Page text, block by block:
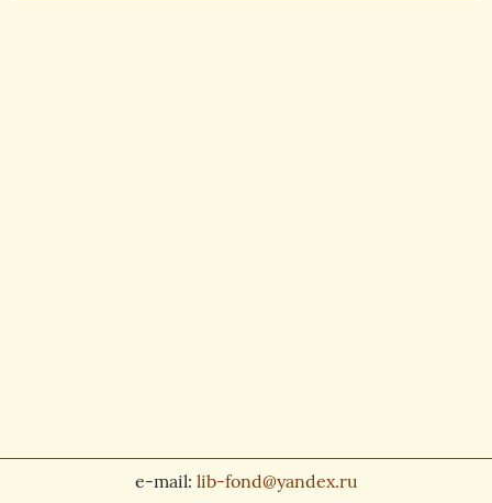
e-mail: lib-fond@yandex.ru